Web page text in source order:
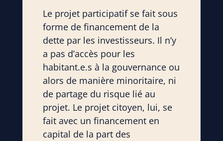
Le projet participatif se fait sous
forme de financement de la
dette par les investisseurs. Il n’y
a pas d’accès pour les
habitant.e.s à la gouvernance ou
alors de manière minoritaire, ni
de partage du risque lié au
projet. Le projet citoyen, lui, se
fait avec un financement en
capital de la part des